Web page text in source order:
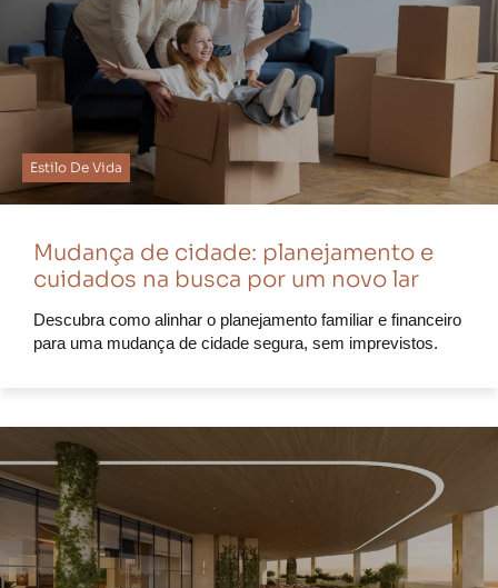
Estilo De Vida
Mudança de cidade: planejamento e
cuidados na busca por um novo lar
Descubra como alinhar o planejamento familiar e financeiro
para uma mudança de cidade segura, sem imprevistos.